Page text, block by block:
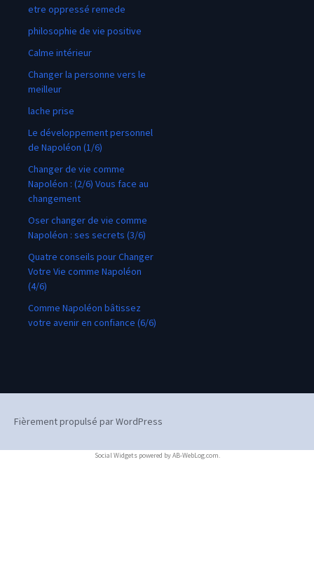
etre oppressé remede
philosophie de vie positive
Calme intérieur
Changer la personne vers le
meilleur
lache prise
Le développement personnel
de Napoléon (1/6)
Changer de vie comme
Napoléon : (2/6) Vous face au
changement
Oser changer de vie comme
Napoléon : ses secrets (3/6)
Quatre conseils pour Changer
Votre Vie comme Napoléon
(4/6)
Comme Napoléon bâtissez
votre avenir en confiance (6/6)
Fièrement propulsé par WordPress
Social Widgetspowered byAB-WebLog.com.